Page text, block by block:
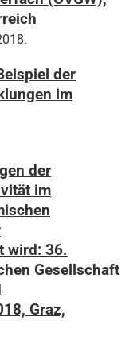
der
im
der
im
wird: 36.
Gesellschaft
Graz,